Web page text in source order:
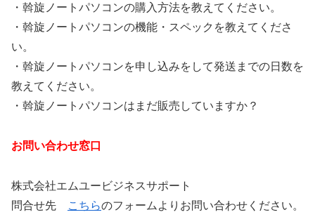
・斡旋ノートパソコンの購入方法を教えてください。
・斡旋ノートパソコンの機能・スペックを教えてくださ
い。
・斡旋ノートパソコンを申し込みをして発送までの日数を
教えてください。
・斡旋ノートパソコンはまだ販売していますか？
お問い合わせ窓口
株式会社エムユービジネスサポート
問合せ先
こちらのフォームよりお問い合わせください。